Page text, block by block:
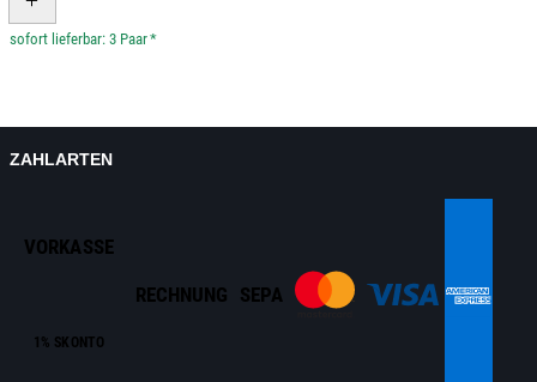
*
ZAHLARTEN
VORKASSE
1% SKONTO
RECHNUNG SEPA